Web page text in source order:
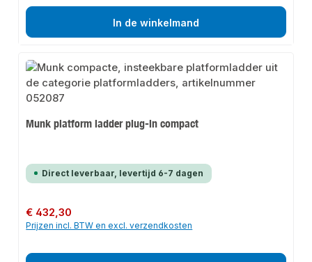
In de winkelmand
Munk platform ladder plug-in compact
Direct leverbaar, levertijd 6-7 dagen
Normale prijs:
€ 432,30
Prijzen incl. BTW en excl. verzendkosten